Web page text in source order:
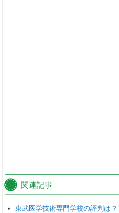
関連記事
東武医学技術専門学校の評判は？